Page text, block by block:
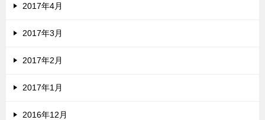
2017年4月
2017年3月
2017年2月
2017年1月
2016年12月